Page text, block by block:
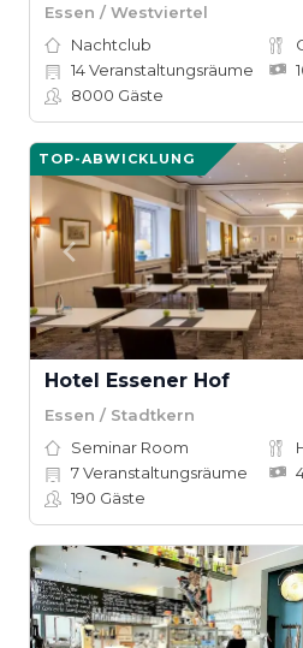
Essen / Westviertel
Nachtclub
14Veranstaltungsräume
8000 Gäste
TOP-ABWICKLUNG
Hotel Essener Hof
Essen / Stadtkern
Seminar Room
7Veranstaltungsräume
190 Gäste